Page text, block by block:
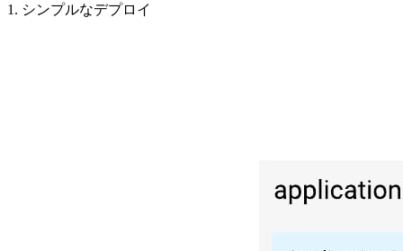
1. シンプルなデプロイ